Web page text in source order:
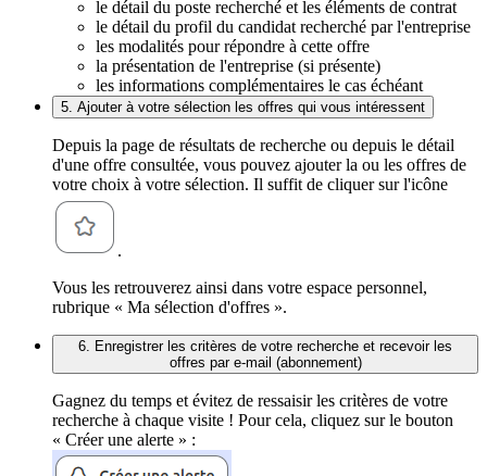
le détail du poste recherché et les éléments de contrat
le détail du profil du candidat recherché par l'entreprise
les modalités pour répondre à cette offre
la présentation de l'entreprise (si présente)
les informations complémentaires le cas échéant
5. Ajouter à votre sélection les offres qui vous intéressent
Depuis la page de résultats de recherche ou depuis le détail
d'une offre consultée, vous pouvez ajouter la ou les offres de
votre choix à votre sélection. Il suffit de cliquer sur l'icône
.
Vous les retrouverez ainsi dans votre espace personnel,
rubrique « Ma sélection d'offres ».
6. Enregistrer les critères de votre recherche et recevoir les
offres par e-mail (abonnement)
Gagnez du temps et évitez de ressaisir les critères de votre
recherche à chaque visite ! Pour cela, cliquez sur le bouton
« Créer une alerte » :